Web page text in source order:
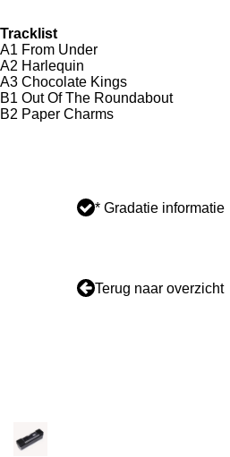
Tracklist
A1 From Under
A2 Harlequin
A3 Chocolate Kings
B1 Out Of The Roundabout
B2 Paper Charms
* Gradatie informatie
Terug naar overzicht